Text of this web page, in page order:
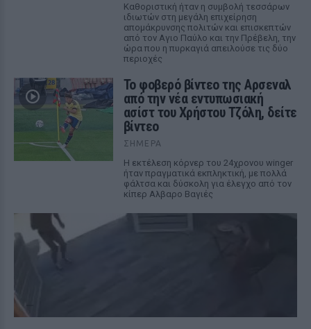
Καθοριστική ήταν η συμβολή τεσσάρων
ιδιωτών στη μεγάλη επιχείρηση
απομάκρυνσης πολιτών και επισκεπτών
από τον Αγιο Παύλο και την Πρέβελη, την
ώρα που η πυρκαγιά απειλούσε τις δύο
περιοχές
Το φοβερό βίντεο της Αρσεναλ
από την νέα εντυπωσιακή
ασίστ του Χρήστου Τζόλη, δείτε
βίντεο
ΣΉΜΕΡΑ
Η εκτέλεση κόρνερ του 24χρονου winger
ήταν πραγματικά εκπληκτική, με πολλά
φάλτσα και δύσκολη για έλεγχο από τον
κίπερ Αλβαρο Βαγιές